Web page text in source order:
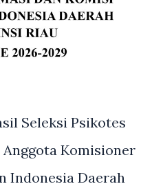
Seleksi Psikotes
Komisioner
Indonesia Daerah